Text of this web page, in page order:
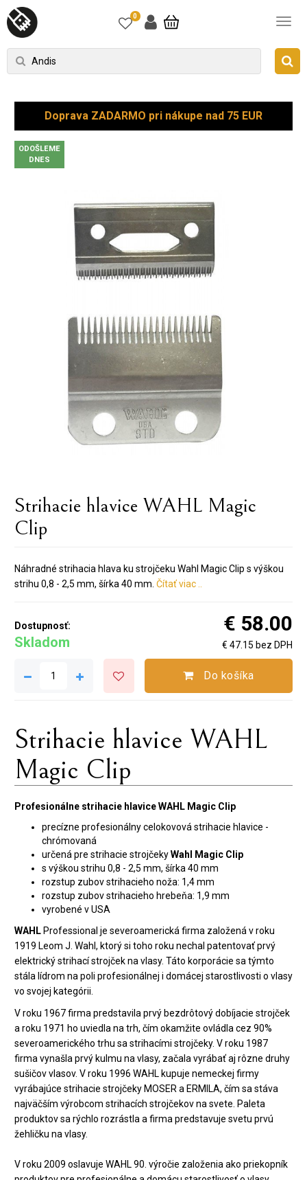
0
Doprava ZADARMO pri nákupe nad 75 EUR
ODOŠLEME
DNES
Strihacie hlavice WAHL Magic
Clip
Náhradné strihacia hlava ku strojčeku Wahl Magic Clip s výškou
strihu 0,8 - 2,5 mm, šírka 40 mm. Čítať viac ..
Dostupnosť:
Skladom
€ 58.00
€ 47.15 bez DPH
Do košíka
Strihacie hlavice WAHL
Magic Clip
Profesionálne strihacie hlavice WAHL Magic Clip
precízne profesionálny celokovová strihacie hlavice -
chrómovaná
určená pre strihacie strojčekyWahl Magic Clip
s výškou strihu 0,8 - 2,5 mm, šírka 40 mm
rozstup zubov strihacieho noža: 1,4 mm
rozstup zubov strihacieho hrebeňa: 1,9 mm
vyrobené v USA
WAHLProfessional je severoamerická firma založená v roku
1919 Leom J. Wahl, ktorý si toho roku nechal patentovať prvý
elektrický strihací strojček na vlasy. Táto korporácie sa týmto
stála lídrom na poli profesionálnej i domácej starostlivosti o vlasy
vo svojej kategórii.
V roku 1967 firma predstavila prvý bezdrôtový dobíjacie strojček
a roku 1971 ho uviedla na trh, čím okamžite ovládla cez 90%
severoamerického trhu sa strihacími strojčeky. V roku 1987
firma vynašla prvý kulmu na vlasy, začala vyrábať aj rôzne druhy
sušičov vlasov. V roku 1996 WAHL kupuje nemeckej firmy
vyrábajúce strihacie strojčeky MOSER a ERMILA, čím sa stáva
najväčším výrobcom strihacích strojčekov na svete. Paleta
produktov sa rýchlo rozrástla a firma predstavuje svetu prvú
žehličku na vlasy.
V roku 2009 oslavuje WAHL 90. výročie založenia ako priekopník